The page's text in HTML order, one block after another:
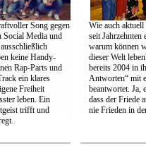
Song gegen
Social Media und
keine Handy-
Rap-Parts und
ein klares
Freiheit
leben. Ein
trifft und
Wie auch
seit Jahrzehnten
warum können
dieser Welt
bereits 2004 in
Antworten“ mit
beantwortet. Ja,
dass der Friede
nie Frieden in